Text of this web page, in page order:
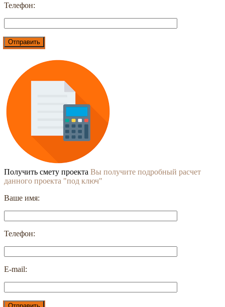
Телефон:
Получить смету проекта Вы получите подробный расчет
данного проекта "под ключ"
Ваше имя:
Телефон:
E-mail: